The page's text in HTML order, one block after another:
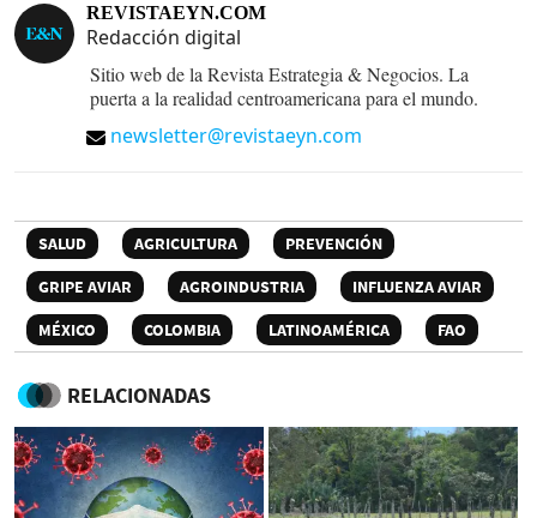
REVISTAEYN.COM
Redacción digital
Sitio web de la Revista Estrategia & Negocios. La
puerta a la realidad centroamericana para el mundo.
newsletter@revistaeyn.com
SALUD AGRICULTURA
PREVENCIÓN
GRIPE AVIAR
AGROINDUSTRIA
INFLUENZA AVIAR
MÉXICO
COLOMBIA LATINOAMÉRICA FAO
RELACIONADAS